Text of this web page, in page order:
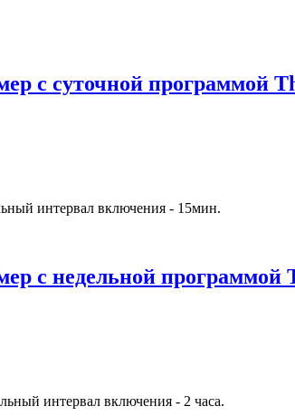
с суточной программой
интервал включения - 15мин.
с недельной программой
интервал включения - 2 часа.